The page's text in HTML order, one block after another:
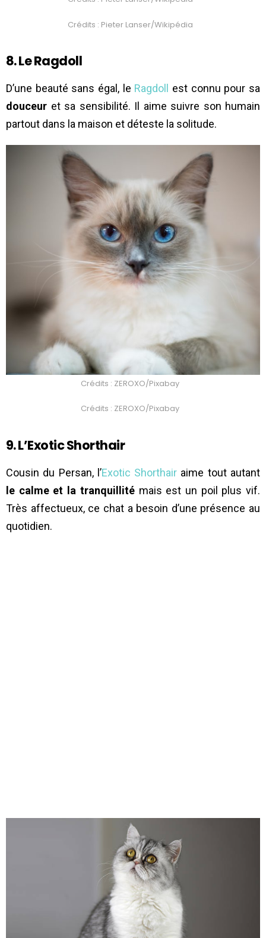
Crédits : Pieter Lanser/Wikipédia
8. Le Ragdoll
D’une beauté sans égal, le Ragdoll
est connu pour sa
douceur et sa sensibilité. Il aime suivre son humain
partout dans la maison et déteste la solitude.
Crédits : ZEROXO/Pixabay
Crédits : ZEROXO/Pixabay
9. L’Exotic Shorthair
Cousin du Persan, l’Exotic Shorthair aime tout autant
le calme et la tranquillité mais est un poil plus vif.
Très affectueux, ce chat a besoin d’une présence au
quotidien.